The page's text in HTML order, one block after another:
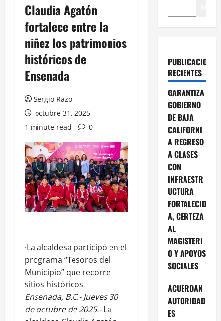
Claudia Agatón
fortalece entre la
niñez los patrimonios
históricos de
Ensenada
Sergio Razo
octubre 31, 2025
1 minute read
0
·La alcaldesa participó en el
programa “Tesoros del
Municipio” que recorre
sitios históricos
Ensenada, B.C.- Jueves 30
de octubre de 2025.-La
PUBLICACIONES
RECIENTES
GARANTIZA
GOBIERNO
DE BAJA
CALIFORNI
A REGRESO
A CLASES
CON
INFRAESTR
UCTURA
FORTALECID
A, CERTEZA
AL
MAGISTERI
O Y APOYOS
SOCIALES
ACUERDAN
AUTORIDAD
ES